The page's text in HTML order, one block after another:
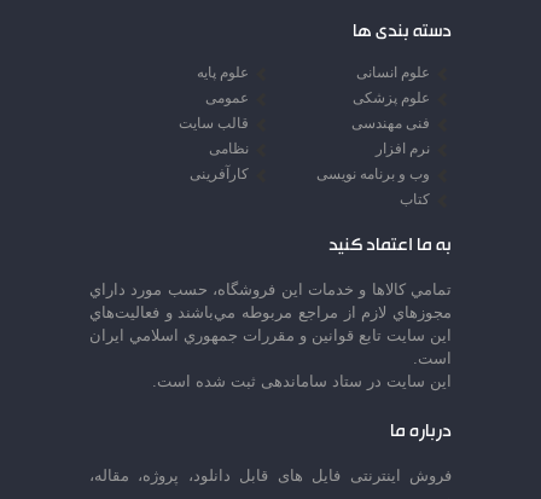
دسته بندی ها
علوم انسانی
علوم پایه
علوم پزشکی
عمومی
فنی مهندسی
قالب سایت
نرم افزار
نظامی
وب و برنامه نویسی
کارآفرینی
کتاب
به ما اعتماد کنید
تمامي كالاها و خدمات اين فروشگاه، حسب مورد داراي
مجوزهاي لازم از مراجع مربوطه مي‌باشند و فعاليت‌هاي
اين سايت تابع قوانين و مقررات جمهوري اسلامي ايران
است.
این سایت در ستاد ساماندهی ثبت شده است.
درباره ما
فروش اینترنتی فایل های قابل دانلود، پروژه، مقاله،